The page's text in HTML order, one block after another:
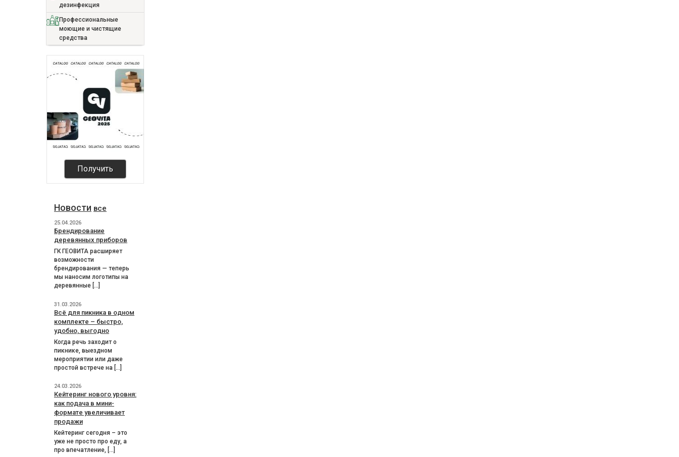
дезинфекция
Профессиональные
моющие и чистящие
средства
Получить
Новости все
25.04.2026
Брендирование
деревянных приборов
ГК ГЕОВИТА расширяет
возможности
брендирования — теперь
мы наносим логотипы на
деревянные […]
31.03.2026
Всё для пикника в одном
комплекте – быстро,
удобно, выгодно
Когда речь заходит о
пикнике, выездном
мероприятии или даже
простой встрече на […]
24.03.2026
Кейтеринг нового уровня:
как подача в мини-
формате увеличивает
продажи
Кейтеринг сегодня – это
уже не просто про еду, а
про впечатление, […]